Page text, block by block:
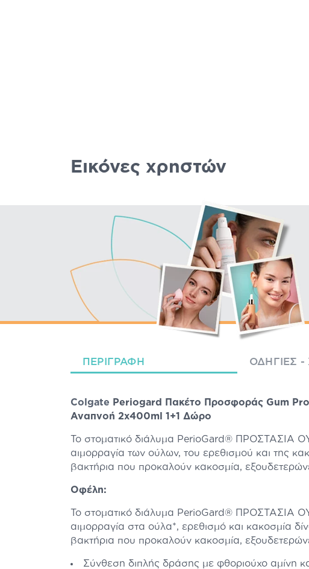
Εικόνες χρηστών
ΠΕΡΙΓΡΑΦΉ ΟΔΗΓΊΕΣ
Colgate Periogard Πακέτο Προσφοράς Gum
Αναπνοή 2x400ml 1+1 Δώρο
Το στοματικό διάλυμα PerioGard® ΠΡΟΣΤΑΣΙΑ
αιμορραγία των ούλων, του ερεθισμού και της
βακτήρια που προκαλούν κακοσμία,
Οφέλη:
Το στοματικό διάλυμα PerioGard® ΠΡΟΣΤΑΣΙΑ
αιμορραγία στα ούλα*, ερεθισμό και κακοσμία
βακτήρια που προκαλούν κακοσμία,
Σύνθεση διπλής δράσης με φθοριούχο αμίνη